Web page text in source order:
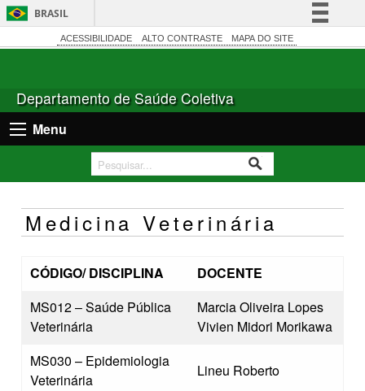
BRASIL
Simplifique!
Acesso à informação
Canais
ACESSIBILIDADE ALTO CONTRASTE MAPA DO SITE
Departamento de Saúde Coletiva
Menu
Medicina Veterinária
CÓDIGO/ DISCIPLINA
DOCENTE
MS012 – Saúde Pública
Veterinária
Marcia Oliveira Lopes
Vivien Midori Morikawa
MS030 – Epidemiologia
Veterinária
Lineu Roberto